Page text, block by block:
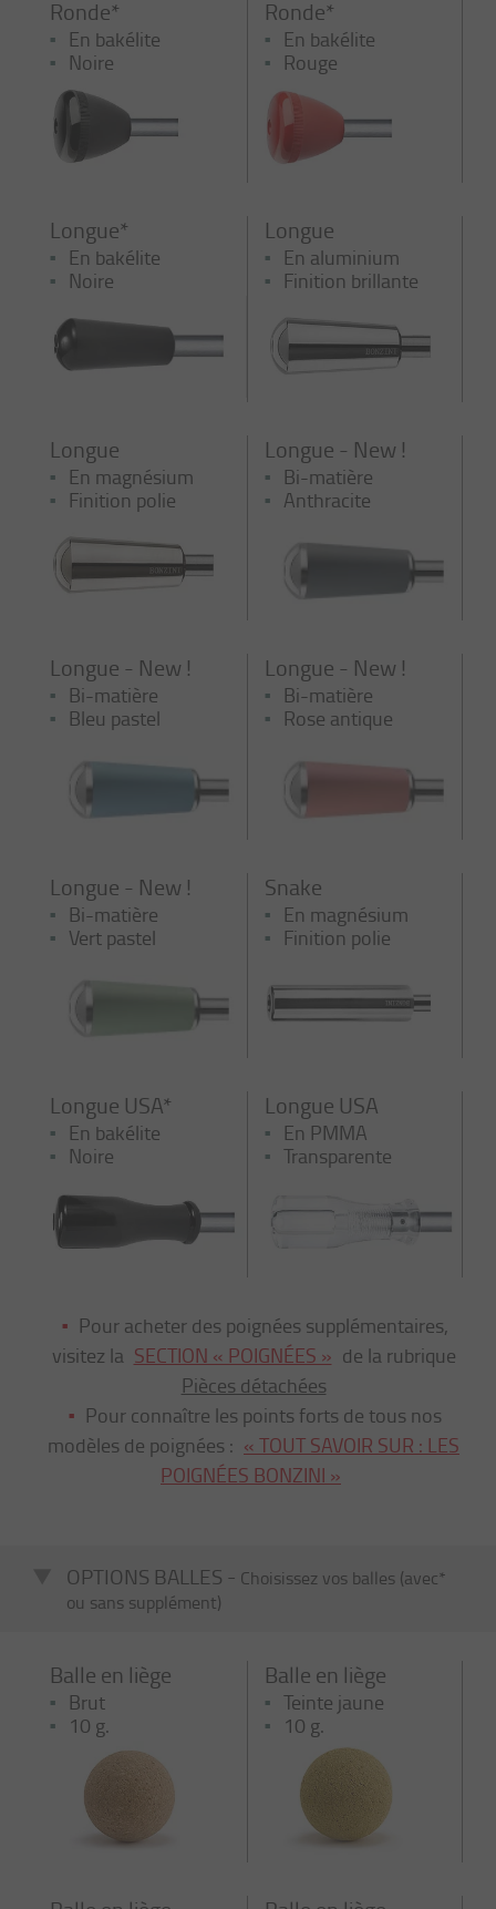
Ronde*
En bakélite
Noire
Ronde*
En bakélite
Rouge
Longue*
En bakélite
Noire
Longue
En aluminium
Finition brillante
Longue
En magnésium
Finition polie
Longue - New !
Bi-matière
Anthracite
Longue - New !
Bi-matière
Bleu pastel
Longue - New !
Bi-matière
Rose antique
Longue - New !
Bi-matière
Vert pastel
Snake
En magnésium
Finition polie
Longue USA*
En bakélite
Noire
Longue USA
En PMMA
Transparente
Pour acheter des poignées supplémentaires,
visitez la SECTION « POIGNÉES » de la rubrique
Pièces détachées
Pour connaître les points forts de tous nos
modèles de poignées : « TOUT SAVOIR SUR : LES
POIGNÉES BONZINI »
OPTIONS BALLES - Choisissez vos balles (avec*
ou sans supplément)
Balle en liège
Brut
10 g.
Balle en liège
Teinte jaune
10 g.